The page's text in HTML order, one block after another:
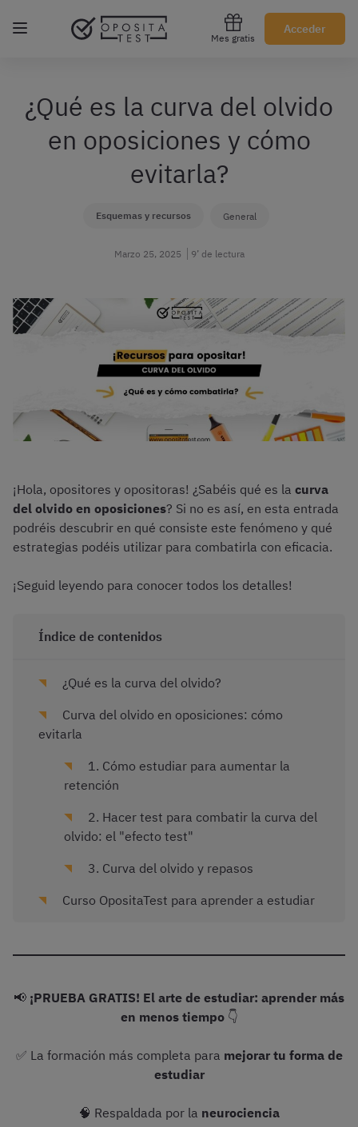
Mes gratis
Acceder
Regístrate gratis
¿Qué es la curva del olvido
en oposiciones y cómo
evitarla?
Esquemas y recursos General
Marzo 25, 2025 9’ de lectura
¡Hola, opositores y opositoras! ¿Sabéis qué es la curva
del olvido en oposiciones? Si no es así, en esta entrada
podréis descubrir en qué consiste este fenómeno y qué
estrategias podéis utilizar para combatirla con eficacia.
¡Seguid leyendo para conocer todos los detalles!
Índice de contenidos
¿Qué es la curva del olvido?
Curva del olvido en oposiciones: cómo
evitarla
1. Cómo estudiar para aumentar la
retención
2. Hacer test para combatir la curva del
olvido: el "efecto test"
3. Curva del olvido y repasos
Curso OpositaTest para aprender a estudiar
📢 ¡PRUEBA GRATIS! El arte de estudiar: aprender más
en menos tiempo👇
✅ La formación más completa para mejorar tu forma de
estudiar
🧠 Respaldada por la neurociencia